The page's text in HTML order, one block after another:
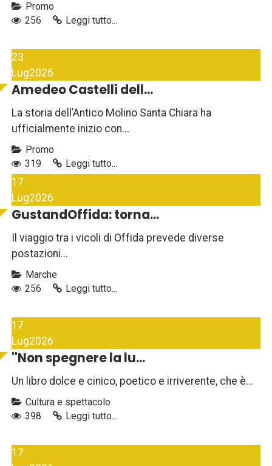
Promo
256
Leggi tutto...
23
Lug2026
Amedeo Castelli dell...
La storia dell’Antico Molino Santa Chiara ha
ufficialmente inizio con...
Promo
319
Leggi tutto...
17
Lug2026
GustandOffida: torna...
Il viaggio tra i vicoli di Offida prevede diverse
postazioni...
Marche
256
Leggi tutto...
17
Lug2026
''Non spegnere la lu...
Un libro dolce e cinico, poetico e irriverente, che è...
Cultura e spettacolo
398
Leggi tutto...
17